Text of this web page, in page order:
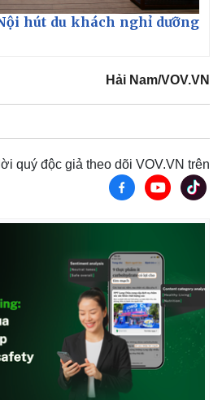
hút du khách nghỉ dưỡng
Hải Nam/VOV.VN
quý độc giả theo dõi VOV.VN trên